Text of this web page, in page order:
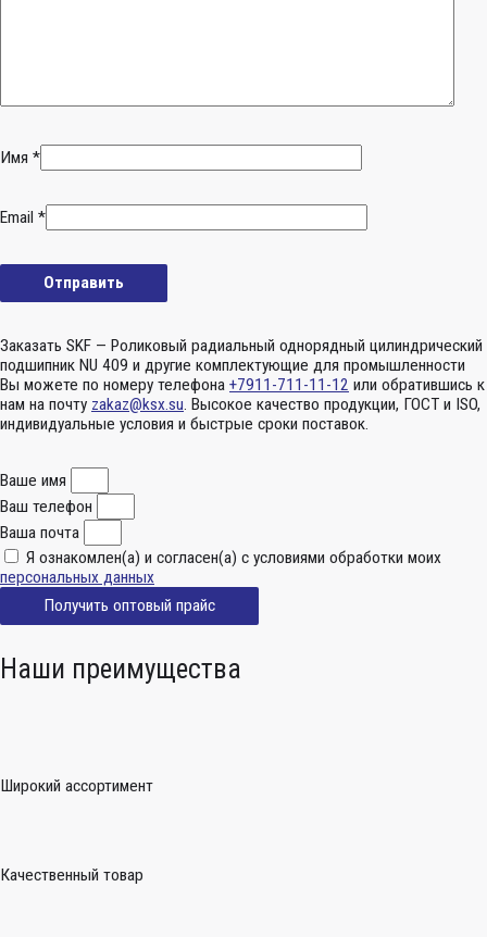
Имя *
Email *
Заказать SKF — Роликовый радиальный однорядный цилиндрический
подшипник NU 409 и другие комплектующие для промышленности
Вы можете по номеру телефона +7911-711-11-12 или обратившись к
нам на почту zakaz@ksx.su. Высокое качество продукции, ГОСТ и ISO,
индивидуальные условия и быстрые сроки поставок.
Ваше имя
Ваш телефон
Ваша почта
Я ознакомлен(а) и согласен(а) с условиями обработки моих
персональных данных
Получить оптовый прайс
Наши преимущества
Широкий ассортимент
Качественный товар